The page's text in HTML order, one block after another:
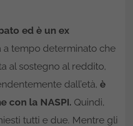
ed è un ex
a tempo determinato che
al sostegno al reddito,
dall’età, è
con la NASPI. Quindi,
tutti e due. Mentre gli